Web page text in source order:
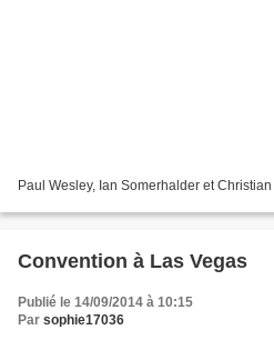
Paul Wesley, Ian Somerhalder et
Convention à Las Vegas
Publié le 14/09/2014 à 10:15
Par sophie17036